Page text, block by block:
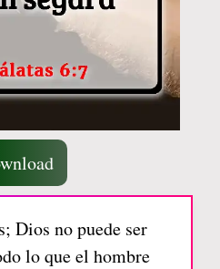
Dios no puede ser
lo que el hombre